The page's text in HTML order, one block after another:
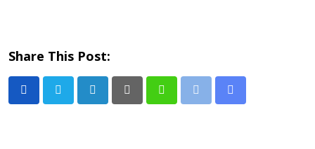
Share This Post: